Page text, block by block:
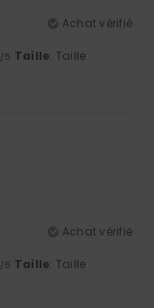
Achat vérifié
/5 Taille: Taille
Achat vérifié
/5 Taille: Taille